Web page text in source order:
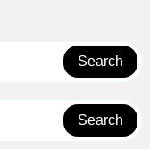
Search
Search